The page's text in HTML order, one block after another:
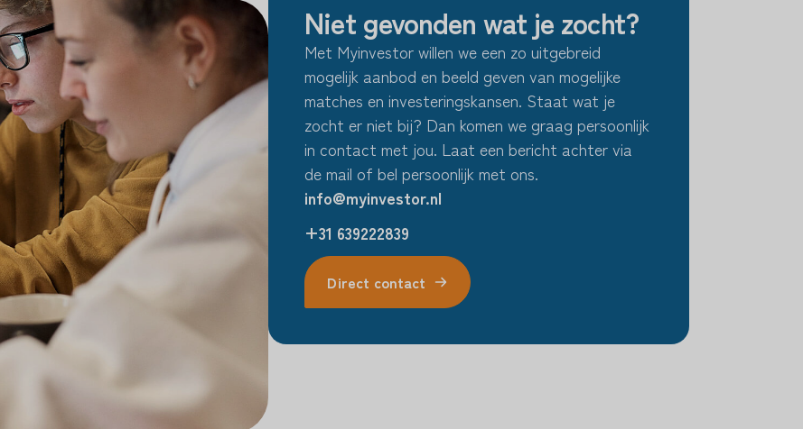
Niet gevonden wat je zocht?
Met Myinvestor willen we een zo uitgebreid
mogelijk aanbod en beeld geven van mogelijke
matches en investeringskansen. Staat wat je
zocht er niet bij? Dan komen we graag persoonlijk
in contact met jou. Laat een bericht achter via
de mail of bel persoonlijk met ons.
info@myinvestor.nl
+31 639222839
Direct contact